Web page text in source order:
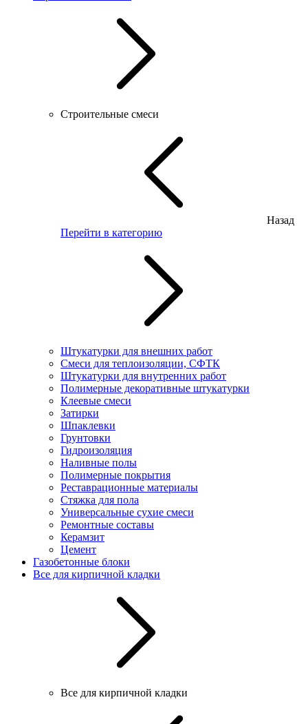
Строительные смеси
Назад
Перейти в категорию
Штукатурки для внешних работ
Смеси для теплоизоляции, СФТК
Штукатурки для внутренних работ
Полимерные декоративные штукатурки
Клеевые смеси
Затирки
Шпаклевки
Грунтовки
Гидроизоляция
Наливные полы
Полимерные покрытия
Реставрационные материалы
Стяжка для пола
Универсальные сухие смеси
Ремонтные составы
Керамзит
Цемент
Газобетонные блоки
Все для кирпичной кладки
Все для кирпичной кладки